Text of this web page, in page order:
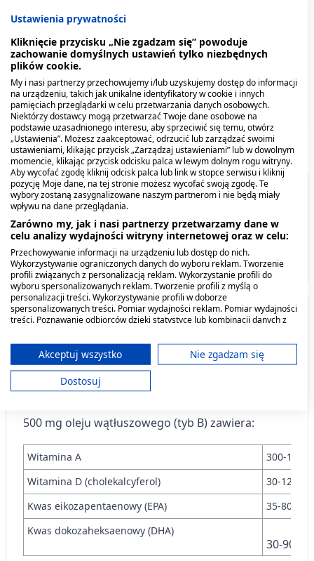
240 ml
46,49 zł 45,59 zł
Tran Islandzki o smaku
25,19 zł
Tran islandzki dla dzieci,
karmiących, olej, 250 ml
25,19 zł
Spis treści
Co zawiera produkt?
Producent - podmiot odpowiedzialny
Co zawiera produkt?
Substancja czynna leku jest:olej wątłuszowy (typ
B) (Iecoris Aselli Oleum).
1 kapsułka zawiera 500 mg oleju wątłuszowego.
500 mg oleju wątłuszowego (tyb B) zawiera:
Witamina A
300-1250
Witamina D (cholekalcyferol)
30-125
Kwas eikozapentaenowy (EPA)
35-80 mg.
Kwas dokozaheksaenowy (DHA)
30-90
Ustawienia prywatności
Kliknięcie przycisku „Nie zgadzam się” powoduje
zachowanie domyślnych ustawień tylko niezbędnych
plików cookie.
My i nasi partnerzy przechowujemy i/lub uzyskujemy dostęp do informacji
na urządzeniu, takich jak unikalne identyfikatory w cookie i innych
pamięciach przeglądarki w celu przetwarzania danych osobowych.
Niektórzy dostawcy mogą przetwarzać Twoje dane osobowe na
podstawie uzasadnionego interesu, aby sprzeciwić się temu, otwórz
„Ustawienia”. Możesz zaakceptować, odrzucić lub zarządzać swoimi
ustawieniami, klikając przycisk „Zarządzaj ustawieniami” lub w dowolnym
momencie, klikając przycisk odcisku palca w lewym dolnym rogu witryny.
Aby wycofać zgodę kliknij odcisk palca lub link w stopce serwisu i kliknij
pozycję Moje dane, na tej stronie możesz wycofać swoją zgodę. Te
wybory zostaną zasygnalizowane naszym partnerom i nie będą miały
wpływu na dane przeglądania.
Zarówno my, jak i nasi partnerzy przetwarzamy dane w
celu analizy wydajności witryny internetowej oraz w celu:
Przechowywanie informacji na urządzeniu lub dostęp do nich.
Wykorzystywanie ograniczonych danych do wyboru reklam. Tworzenie
profili związanych z personalizacją reklam. Wykorzystanie profili do
wyboru spersonalizowanych reklam. Tworzenie profili z myślą o
personalizacji treści. Wykorzystywanie profili w doborze
spersonalizowanych treści. Pomiar wydajności reklam. Pomiar wydajności
treści. Poznawanie odbiorców dzięki statystyce lub kombinacji danych z
ograniczonych danych do wyboru treści.
Dane mogą być udostępniane poza Unię Europejską i wysyłane do USA.
Twoja zgoda i polityka cookie dotyczą wyłącznie tej witryny/aplikacji.
Wyświetl listę partnerów (11 dostawców IAB)
Cele przetwarzania IAB:
Przechowywanie informacji na urządzeniu
lub dostęp do nich
Wykorzystywanie ograniczonych danych do
wyboru reklam
Tworzenie profili w celu
spersonalizowanych reklam
Akceptuj wszystko
Nie zgadzam się
Dostosuj